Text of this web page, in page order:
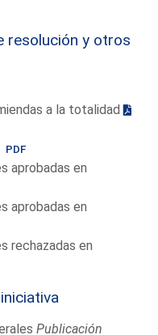
resolución y otros
a la totalidad
PDF
aprobadas en
aprobadas en
rechazadas en
Publicación